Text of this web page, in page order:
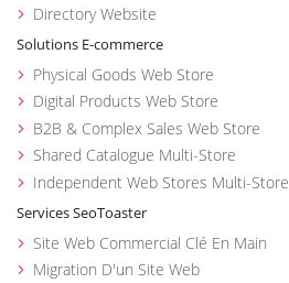
Directory Website
Solutions E-commerce
Physical Goods Web Store
Digital Products Web Store
B2B & Complex Sales Web Store
Shared Catalogue Multi-Store
Independent Web Stores Multi-Store
Services SeoToaster
Site Web Commercial Clé En Main
Migration D'un Site Web